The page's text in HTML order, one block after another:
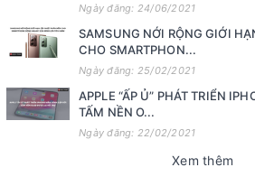
Ngày đăng: 24/06/2021
SAMSUNG NỚI RỘNG GIỚI
CHO SMARTPHON...
Ngày đăng: 25/02/2021
APPLE “ẤP Ủ” PHÁT TRIỂN
TẤM NỀN O...
Ngày đăng: 22/02/2021
Xem thêm